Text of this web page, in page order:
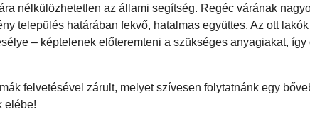
nélkülözhetetlen az állami segítség. Regéc várának
település határában fekvő, hatalmas együttes. Az ott
– képtelenek előteremteni a szükséges anyagiakat, így
felvetésével zárult, melyet szívesen folytatnánk egy
elébe!